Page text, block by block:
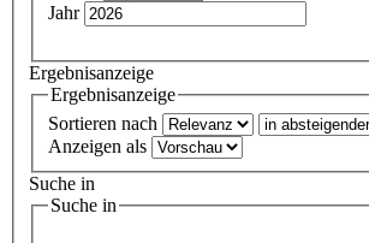
Jahr
Ergebnisanzeige
Ergebnisanzeige
Sortieren nach
Anzeigen als
Suche in
Suche in